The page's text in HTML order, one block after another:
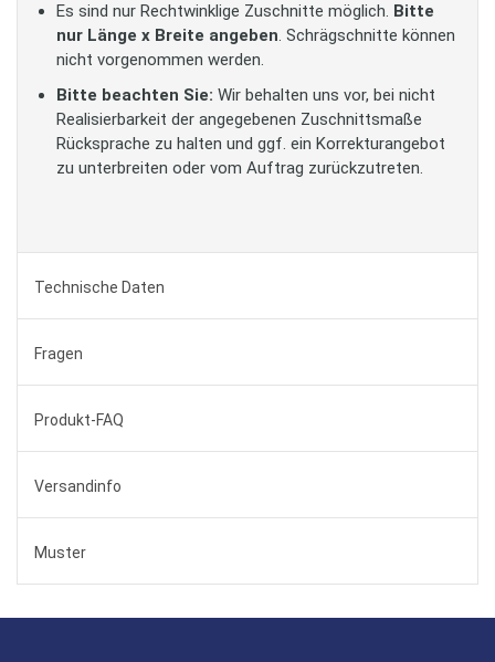
Es sind nur Rechtwinklige Zuschnitte möglich. Bitte
nur Länge x Breite angeben. Schrägschnitte können
nicht vorgenommen werden.
Bitte beachten Sie: Wir behalten uns vor, bei nicht
Realisierbarkeit der angegebenen Zuschnittsmaße
Rücksprache zu halten und ggf. ein Korrekturangebot
zu unterbreiten oder vom Auftrag zurückzutreten.
Technische Daten
Fragen
Produkt-FAQ
Versandinfo
Muster